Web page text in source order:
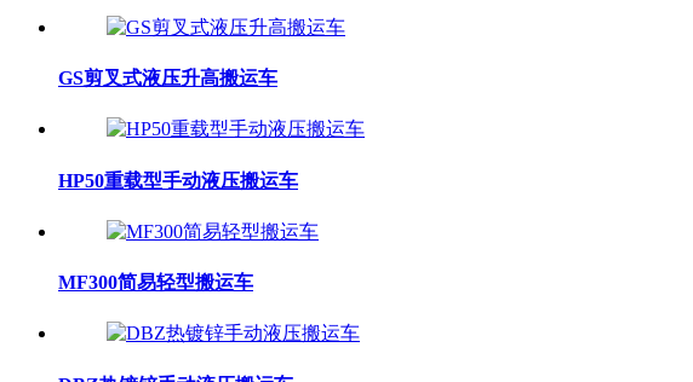
GS剪叉式液压升高搬运车
HP50重载型手动液压搬运车
MF300简易轻型搬运车